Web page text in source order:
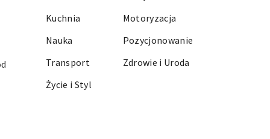
Kuchnia
Motoryzacja
Nauka
Pozycjonowanie
Transport
Zdrowie i Uroda
Życie i Styl